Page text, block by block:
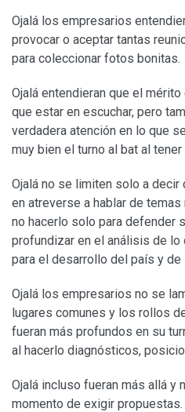
Ojalá los empresarios
provocar o aceptar tantas
para coleccionar fotos bonitas.
Ojalá entendieran que el
que estar en escuchar, pero
verdadera atención en lo que
muy bien el turno al bat al
Ojalá no se limiten solo a decir
en atreverse a hablar de
no hacerlo solo para defender
profundizar en el análisis de
para el desarrollo del país y de
Ojalá los empresarios no se
lugares comunes y los rollos
fueran más profundos en su
al hacerlo diagnósticos,
Ojalá incluso fueran más allá y
momento de exigir